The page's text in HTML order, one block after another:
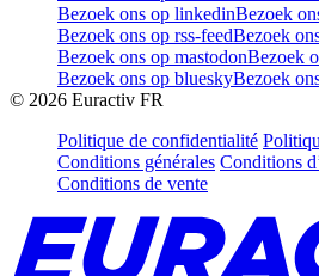
Bezoek ons op linkedinBezoek
Bezoek ons op rss-feedBezoek
Bezoek ons op mastodonBezoek
Bezoek ons op blueskyBezoek
© 2026 Euractiv FR
Politique de confidentialité
Conditions générales Conditions
Conditions de vente